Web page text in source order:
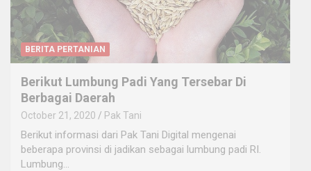
BERITA PERTANIAN
Berikut Lumbung Padi Yang Tersebar Di
Berbagai Daerah
October 21, 2020 Pak Tani
Berikut informasi dari Pak Tani Digital mengenai
beberapa provinsi di jadikan sebagai lumbung padi RI.
Lumbung…